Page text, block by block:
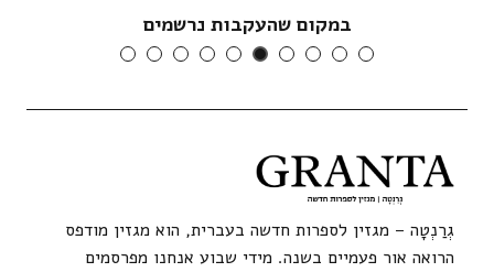
במקום שהעקבות נרשמים
גְרַנְטָה – מגזין לספרות חדשה בעברית, הוא מגזין מודפס
הרואה אור פעמיים בשנה. מידי שבוע אנחנו מפרסמים